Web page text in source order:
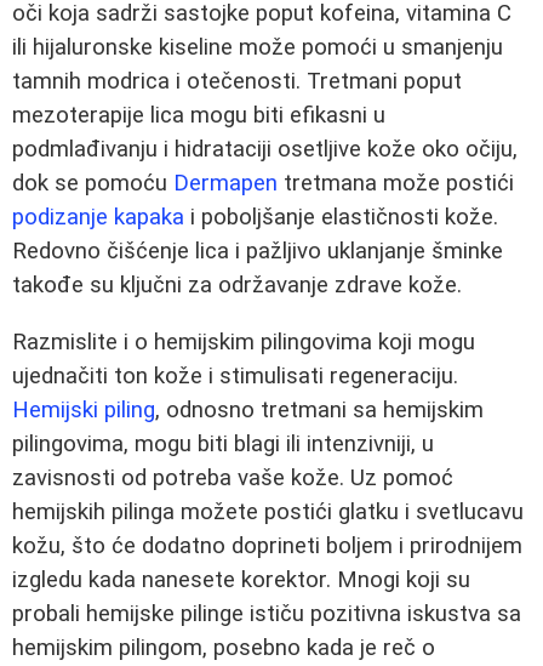
oči koja sadrži sastojke poput kofeina, vitamina C
ili hijaluronske kiseline može pomoći u smanjenju
tamnih modrica i otečenosti. Tretmani poput
mezoterapije lica mogu biti efikasni u
podmlađivanju i hidrataciji osetljive kože oko očiju,
dok se pomoću Dermapen tretmana može postići
podizanje kapaka i poboljšanje elastičnosti kože.
Redovno čišćenje lica i pažljivo uklanjanje šminke
takođe su ključni za održavanje zdrave kože.
Razmislite i o hemijskim pilingovima koji mogu
ujednačiti ton kože i stimulisati regeneraciju.
Hemijski piling, odnosno tretmani sa hemijskim
pilingovima, mogu biti blagi ili intenzivniji, u
zavisnosti od potreba vaše kože. Uz pomoć
hemijskih pilinga možete postići glatku i svetlucavu
kožu, što će dodatno doprineti boljem i prirodnijem
izgledu kada nanesete korektor. Mnogi koji su
probali hemijske pilinge ističu pozitivna iskustva sa
hemijskim pilingom, posebno kada je reč o